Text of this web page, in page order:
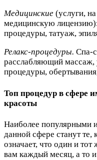
Медицинские (услуги,
медицинскую
процедуры, татуаж,
Релакс-процедуры. Спа-
расслабляющий массаж,
процедуры,
Топ процедур в сфере
красоты
Наиболее популярными
данной сфере станут те,
означает, что один и тот
вам каждый месяц, а то